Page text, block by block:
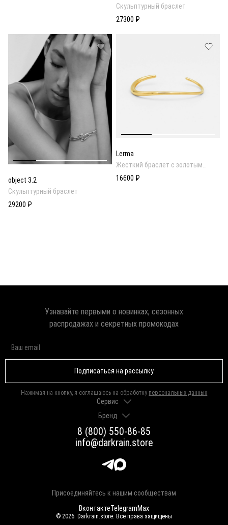
Скульптурный браслет
27300 ₽
object 3.2
Скульптурный браслет
29200 ₽
Lerma
Жесткий браслет с золотым
покрытием
16600 ₽
8 (800) 550-86-85
info@darkrain.store
Присоединяйтесь к нашим сообществам
ВконтактеTelegramMax
Сервис
Доставка и оплата
Гарантии и возврат
Как выбрать размер
Уход за украшениями
Яндекс Пэй
Долями
Бренд
О нас
Программа лояльности
Магазины
Узнавайте первыми о новинках, сезонных
распродажах и секретных промокодах
Подписаться на рассылку
Нажимая на кнопку, я соглашаюсь на обработку персональных данных
© 2026. Darkrain.store. Все права защищены